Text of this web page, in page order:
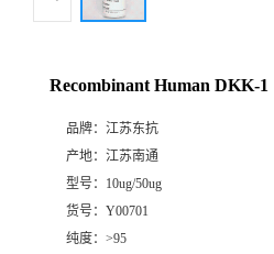
Recombinant Human DKK-1
品牌： 江苏东抗
产地： 江苏南通
型号： 10ug/50ug
货号： Y00701
纯度： >95